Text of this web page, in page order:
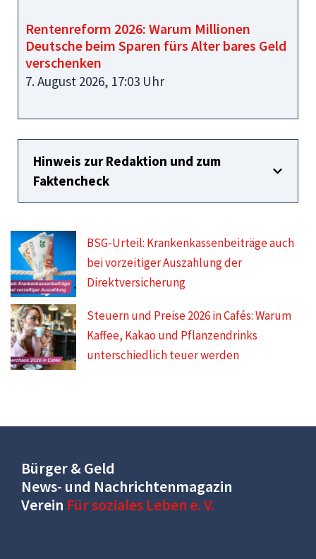
Rentenreform 2026: Warum Millionen
Deutsche beim Sparen fürs Alter bares Geld
verschenken
7. August 2026, 17:03 Uhr
Hinweis zur Redaktion und zum
Faktencheck
BSG-Urteil: Krankenkassenbeiträge auch
bei vorzeitiger Auszahlung der
Direktversicherung
Steuern und Preise 2026 in Cafés: Warum
Kaffee, Kakao und Pflanzendrinks
unterschiedlich teuer werden
Bürger & Geld
News- und Nachrichtenmagazin
Verein Für soziales Leben e. V.